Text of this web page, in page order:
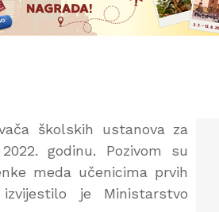
školskih ustanova za
godinu. Pozivom su
meda učenicima prvih
je Ministarstvo